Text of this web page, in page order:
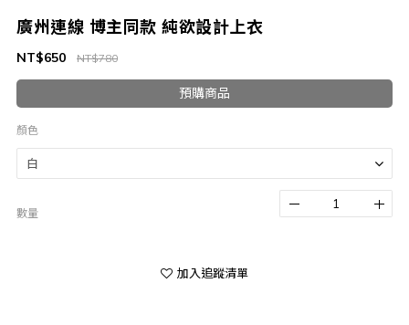
廣州連線 博主同款 純欲設計上衣
NT$780
NT$650
預購商品
顏色
數量
加入追蹤清單